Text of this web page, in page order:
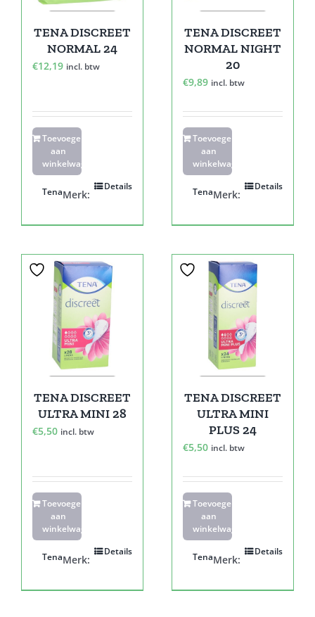
TENA DISCREET
NORMAL 24
€12,19 incl. btw
Toevoegen
aan
winkelwagen
Details
Merk:
Tena
TENA DISCREET
NORMAL NIGHT
20
€9,89 incl. btw
Toevoegen
aan
winkelwagen
Details
Merk:
Tena
TENA DISCREET
ULTRA MINI 28
€5,50 incl. btw
Toevoegen
aan
winkelwagen
Details
Merk:
Tena
TENA DISCREET
ULTRA MINI
PLUS 24
€5,50 incl. btw
Toevoegen
aan
winkelwagen
Details
Merk:
Tena